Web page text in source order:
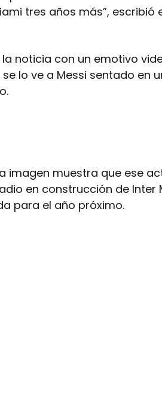
tres años más”, escribió
noticia con un emotivo
se lo ve a Messi sentado en
imagen muestra que ese
en construcción de Inter
para el año próximo.